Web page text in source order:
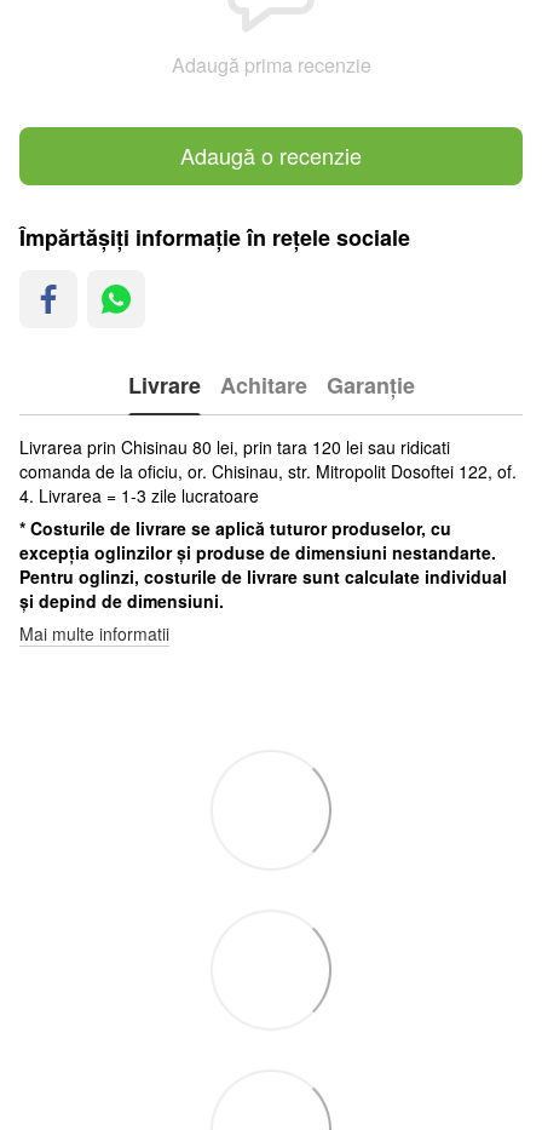
Adaugă prima recenzie
Adaugă o recenzie
Împărtășiți informație în rețele sociale
Livrare Achitare Garanție
Livrarea prin Chisinau 80 lei, prin tara 120 lei sau ridicati
comanda de la oficiu, or. Chisinau, str. Mitropolit Dosoftei 122, of.
4. Livrarea = 1-3 zile lucratoare
* Costurile de livrare se aplică tuturor produselor, cu
excepția oglinzilor și produse de dimensiuni nestandarte.
Pentru oglinzi, costurile de livrare sunt calculate individual
și depind de dimensiuni.
Mai multe informatii